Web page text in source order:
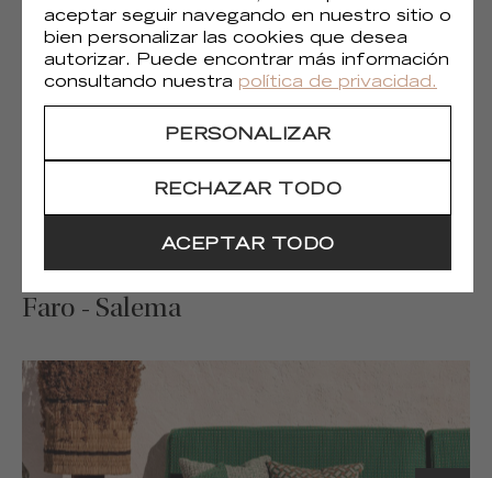
Faro - Salema
aceptar seguir navegando en nuestro sitio o
bien personalizar las cookies que desea
autorizar. Puede encontrar más información
consultando nuestra política de privacidad.
PERSONALIZAR
RECHAZAR TODO
ACEPTAR TODO